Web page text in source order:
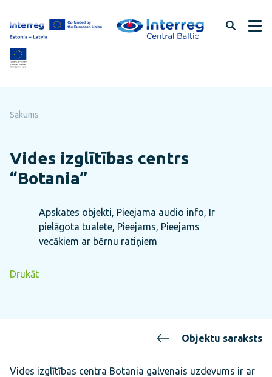
uz
lapas
saturu
Sākums
Vides izglītības centrs
“Botania”
Apskates objekti, Pieejama audio info, Ir
pielāgota tualete, Pieejams, Pieejams
vecākiem ar bērnu ratiņiem
Drukāt
Objektu saraksts
Vides izglītības centra Botania galvenais uzdevums ir ar